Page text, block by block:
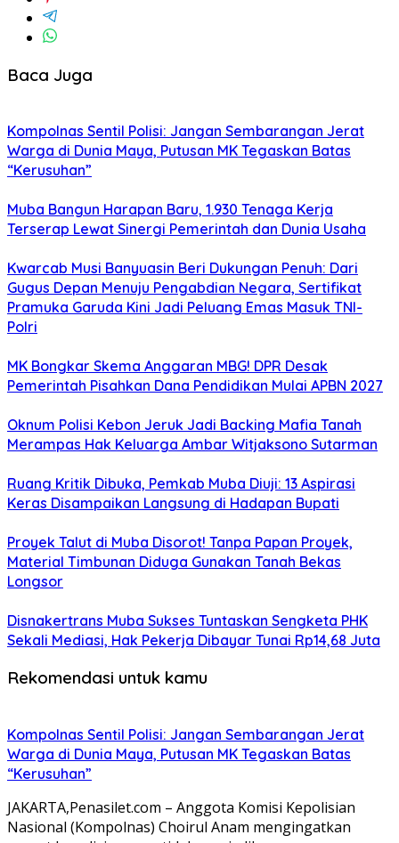
Baca Juga
Kompolnas Sentil Polisi: Jangan Sembarangan Jerat
Warga di Dunia Maya, Putusan MK Tegaskan Batas
“Kerusuhan”
Muba Bangun Harapan Baru, 1.930 Tenaga Kerja
Terserap Lewat Sinergi Pemerintah dan Dunia Usaha
Kwarcab Musi Banyuasin Beri Dukungan Penuh: Dari
Gugus Depan Menuju Pengabdian Negara, Sertifikat
Pramuka Garuda Kini Jadi Peluang Emas Masuk TNI-
Polri
MK Bongkar Skema Anggaran MBG! DPR Desak
Pemerintah Pisahkan Dana Pendidikan Mulai APBN 2027
Oknum Polisi Kebon Jeruk Jadi Backing Mafia Tanah
Merampas Hak Keluarga Ambar Witjaksono Sutarman
Ruang Kritik Dibuka, Pemkab Muba Diuji: 13 Aspirasi
Keras Disampaikan Langsung di Hadapan Bupati
Proyek Talut di Muba Disorot! Tanpa Papan Proyek,
Material Timbunan Diduga Gunakan Tanah Bekas
Longsor
Disnakertrans Muba Sukses Tuntaskan Sengketa PHK
Sekali Mediasi, Hak Pekerja Dibayar Tunai Rp14,68 Juta
Rekomendasi untuk kamu
Kompolnas Sentil Polisi: Jangan Sembarangan Jerat
Warga di Dunia Maya, Putusan MK Tegaskan Batas
“Kerusuhan”
JAKARTA,Penasilet.com – Anggota Komisi Kepolisian
Nasional (Kompolnas) Choirul Anam mengingatkan